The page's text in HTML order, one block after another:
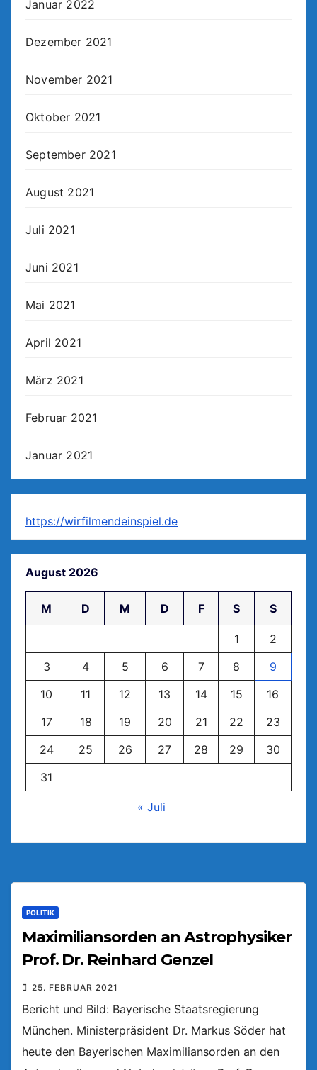
Januar 2022
Dezember 2021
November 2021
Oktober 2021
September 2021
August 2021
Juli 2021
Juni 2021
Mai 2021
April 2021
März 2021
Februar 2021
Januar 2021
https://wirfilmendeinspiel.de
August 2026
M D M D F S S
1
2
3
4 5 6 7 8
9
10
11 12 13 14 15
16
17
18 19 20 21 22
23
24
25 26 27 28 29
30
31
« Juli
POLITIK
Maximiliansorden an Astrophysiker
Prof. Dr. Reinhard Genzel
25. FEBRUAR 2021
Bericht und Bild: Bayerische Staatsregierung
München. Ministerpräsident Dr. Markus Söder hat
heute den Bayerischen Maximiliansorden an den